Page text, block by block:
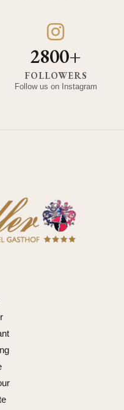
2800+
FOLLOWERS
Follow us on Instagram